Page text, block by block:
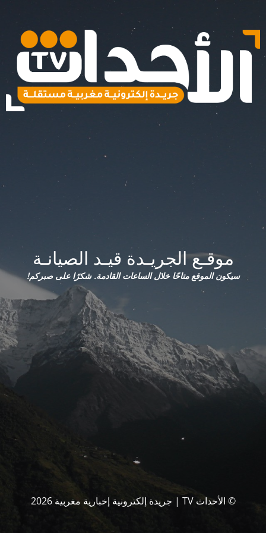
موقـع الجريـدة قيـد الصيانـة
سيكون الموقع متاحًا خلال الساعات القادمة. شكرًا على صبركم!
© الأحداث TV | جريدة إلكترونية إخبارية مغربية 2026